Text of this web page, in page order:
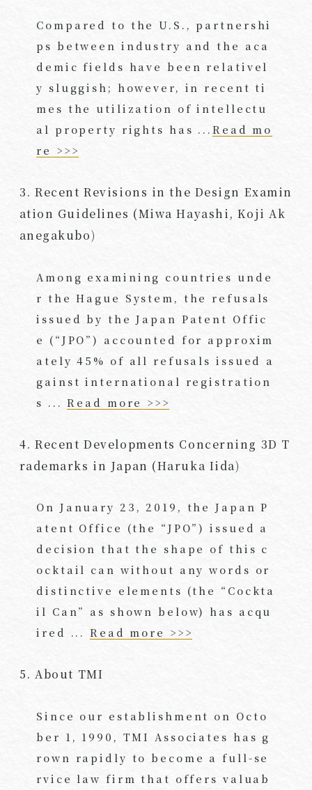
Compared to the U.S., partnershi
ps between industry and the aca
demic fields have been relativel
y sluggish; however, in recent ti
mes the utilization of intellectu
al property rights has ...Read mo
re >>>
3. Recent Revisions in the Design Examin
ation Guidelines (Miwa Hayashi, Koji Ak
anegakubo)
Among examining countries unde
r the Hague System, the refusals
issued by the Japan Patent Offic
e (“JPO”) accounted for approxim
ately 45% of all refusals issued a
gainst international registration
s ... Read more >>>
4. Recent Developments Concerning 3D T
rademarks in Japan (Haruka Iida)
On January 23, 2019, the Japan P
atent Office (the “JPO”) issued a
decision that the shape of this c
ocktail can without any words or
distinctive elements (the “Cockta
il Can” as shown below) has acqu
ired ... Read more >>>
5. About TMI
Since our establishment on Octo
ber 1, 1990, TMI Associates has g
rown rapidly to become a full-se
rvice law firm that offers valuab